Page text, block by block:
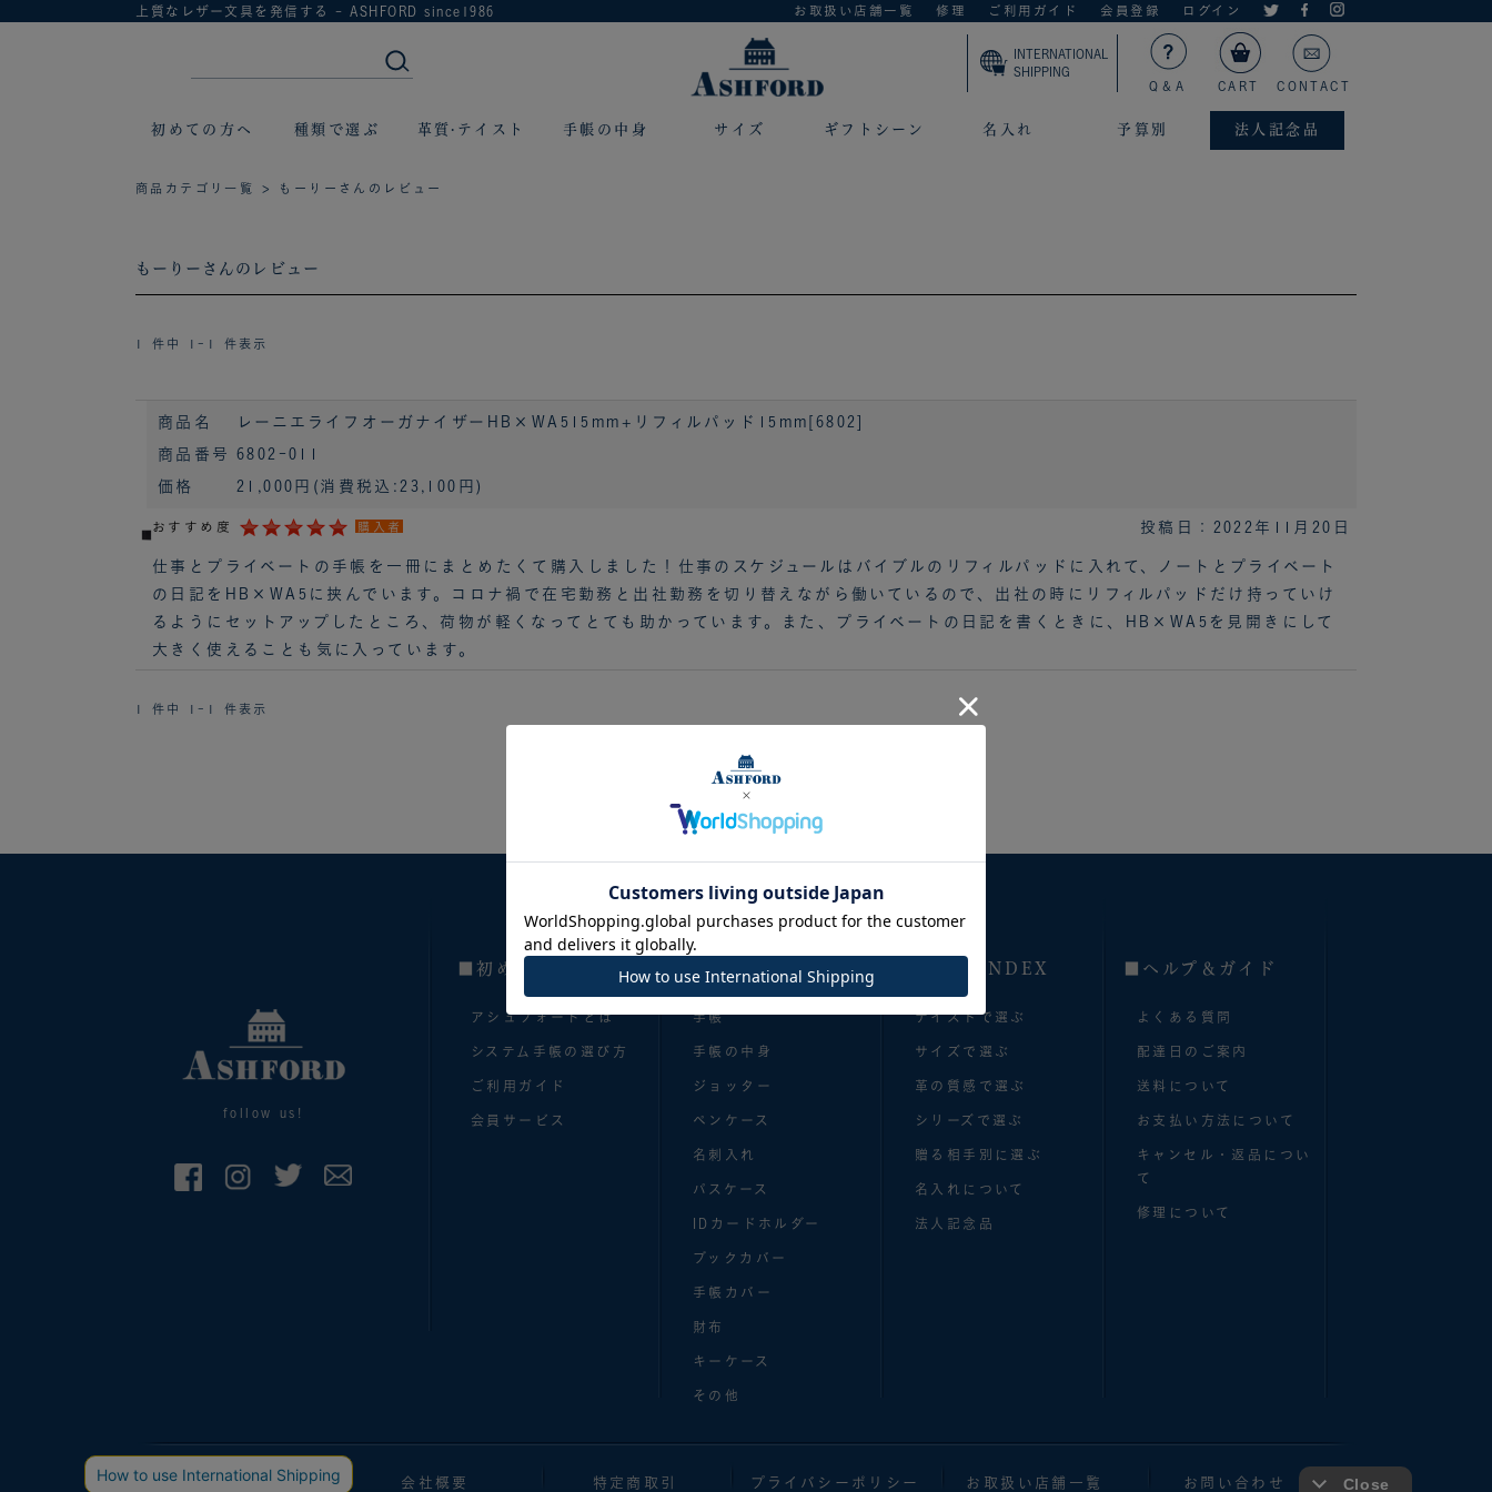
上質なレザー文具を発信する - ASHFORD since1986 お取扱い店舗一覧 修理 ご利用ガイド 会員登録 ログイン
INTERNATIONAL
SHIPPING
Q＆A
CART CONTACT
初めての方へ 種類で選ぶ 革質·テイスト 手帳の中身 サイズ ギフトシーン 名入れ 予算別 法人記念品
商品カテゴリ一覧 > もーりーさんのレビュー
もーりーさんのレビュー
1 件中 1-1 件表示
商品名 レーニエライフオーガナイザーHB×WA515mm+リフィルパッド15mm[6802]
商品番号 6802-011
価格 21,000円 (消費税込:23,100円)
投稿日：2022年11月20日
おすすめ度 購入者
仕事とプライベートの手帳を一冊にまとめたくて購入しました！仕事のスケジュールはバイブルのリフィルパッドに入れて、ノートとプライベート
の日記をHB×WA5に挟んでいます。コロナ禍で在宅勤務と出社勤務を切り替えながら働いているので、出社の時にリフィルパッドだけ持っていけ
るようにセットアップしたところ、荷物が軽くなってとても助かっています。また、プライベートの日記を書くときに、HB×WA5を見開きにして
大きく使えることも気に入っています。
1 件中 1-1 件表示
follow us!
■初めての方へ
アシュフォードとは
システム手帳の選び方
ご利用ガイド
会員サービス
■商品のご案内
手帳
手帳の中身
ジョッター
ペンケース
名刺入れ
パスケース
IDカードホルダー
ブックカバー
手帳カバー
財布
キーケース
その他
■目的別INDEX
テイストで選ぶ
サイズで選ぶ
革の質感で選ぶ
シリーズで選ぶ
贈る相手別に選ぶ
名入れについて
法人記念品
■へルプ＆ガイド
よくある質問
配達日のご案内
送料について
お支払い方法について
キャンセル・返品につい
て
修理について
手帳マガジン 会社概要 特定商取引 プライバシーポリシー お取扱い店舗一覧 お問い合わせ